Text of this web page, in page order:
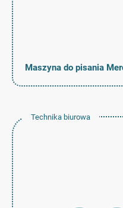
Maszyna do pisania
Technika biurowa